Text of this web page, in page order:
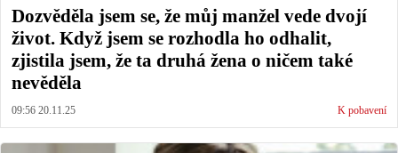
Dozvěděla jsem se, že můj manžel vede dvojí
život. Když jsem se rozhodla ho odhalit,
zjistila jsem, že ta druhá žena o ničem také
nevěděla
09:56 20.11.25 K pobavení